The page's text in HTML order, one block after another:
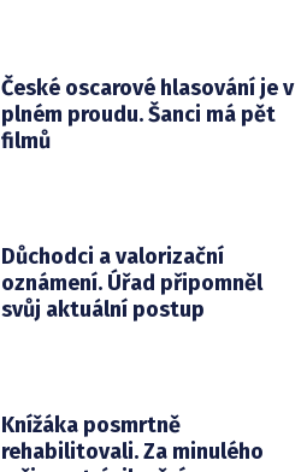
České oscarové hlasování je v
plném proudu. Šanci má pět
filmů
Důchodci a valorizační
oznámení. Úřad připomněl
svůj aktuální postup
Knížáka posmrtně
rehabilitovali. Za minulého